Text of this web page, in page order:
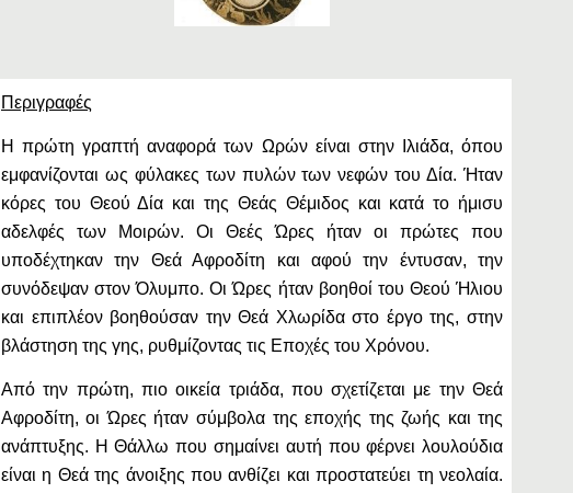
Περιγραφές
Η πρώτη γραπτή αναφορά των Ωρών είναι στην Ιλιάδα, όπου
εμφανίζονται ως φύλακες των πυλών των νεφών του Δία. Ήταν
κόρες του Θεού Δία και της Θεάς Θέμιδος και κατά το ήμισυ
αδελφές των Μοιρών. Οι Θεές Ώρες ήταν οι πρώτες που
υποδέχτηκαν την Θεά Αφροδίτη και αφού την έντυσαν, την
συνόδεψαν στον Όλυμπο. Οι Ώρες ήταν βοηθοί του Θεού Ήλιου
και επιπλέον βοηθούσαν την Θεά Χλωρίδα στο έργο της, στην
βλάστηση της γης, ρυθμίζοντας τις Εποχές του Χρόνου.
Από την πρώτη, πιο οικεία τριάδα, που σχετίζεται με την Θεά
Αφροδίτη, οι Ώρες ήταν σύμβολα της εποχής της ζωής και της
ανάπτυξης. Η Θάλλω που σημαίνει αυτή που φέρνει λουλούδια
είναι η Θεά της άνοιξης που ανθίζει και προστατεύει τη νεολαία.